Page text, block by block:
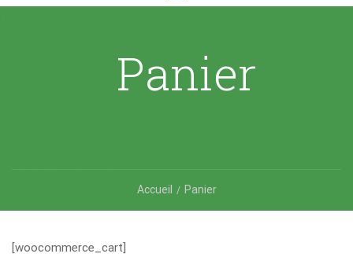
Panier
Accueil Panier
[woocommerce_cart]